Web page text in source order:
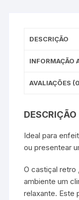
DESCRIÇÃO
INFORMAÇÃO
AVALIAÇÕES
DESCRIÇÃO
Ideal para
ou presentear
O castiçal retro
ambiente um
relaxante. Este